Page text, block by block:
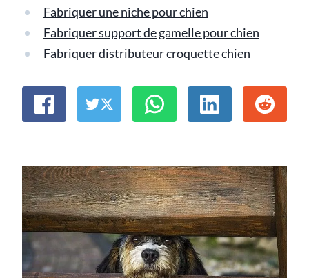
Fabriquer une niche pour chien
Fabriquer support de gamelle pour chien
Fabriquer distributeur croquette chien